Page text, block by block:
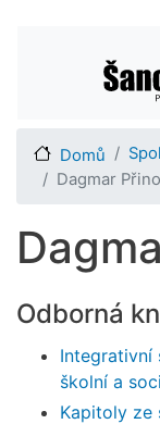
Main
Domů
Dagmar
Odborná
Integrativní
školní a
Kapitoly ze